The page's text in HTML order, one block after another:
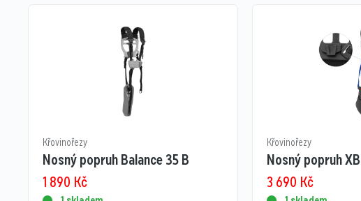
Křovinořezy
Nosný popruh Balance 35 B
1 890 Kč
Křovinořezy
Nosný popruh XB
3 690 Kč